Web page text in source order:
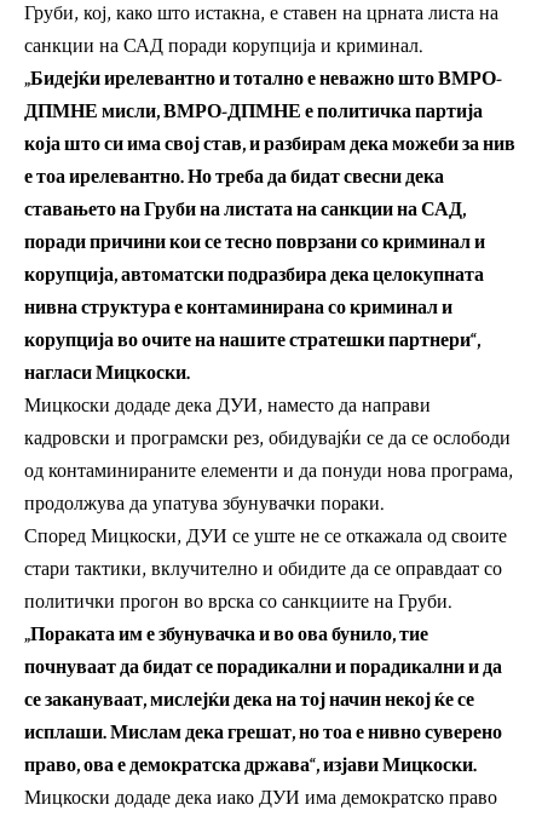
Груби, кој, како што истакна, е ставен на црната листа на
санкции на САД поради корупција и криминал.
„Бидејќи ирелевантно и тотално е неважно што ВМРО-
ДПМНЕ мисли, ВМРО-ДПМНЕ е политичка партија
која што си има свој став, и разбирам дека можеби за нив
е тоа ирелевантно. Но треба да бидат свесни дека
ставањето на Груби на листата на санкции на САД,
поради причини кои се тесно поврзани со криминал и
корупција, автоматски подразбира дека целокупната
нивна структура е контаминирана со криминал и
корупција во очите на нашите стратешки партнери“,
нагласи Мицкоски.
Мицкоски додаде дека ДУИ, наместо да направи
кадровски и програмски рез, обидувајќи се да се ослободи
од контаминираните елементи и да понуди нова програма,
продолжува да упатува збунувачки пораки.
Според Мицкоски, ДУИ се уште не се откажала од своите
стари тактики, вклучително и обидите да се оправдаат со
политички прогон во врска со санкциите на Груби.
„Пораката им е збунувачка и во ова бунило, тие
почнуваат да бидат се порадикални и порадикални и да
се закануваат, мислејќи дека на тој начин некој ќе се
исплаши. Мислам дека грешат, но тоа е нивно суверено
право, ова е демократска држава“, изјави Мицкоски.
Мицкоски додаде дека иако ДУИ има демократско право